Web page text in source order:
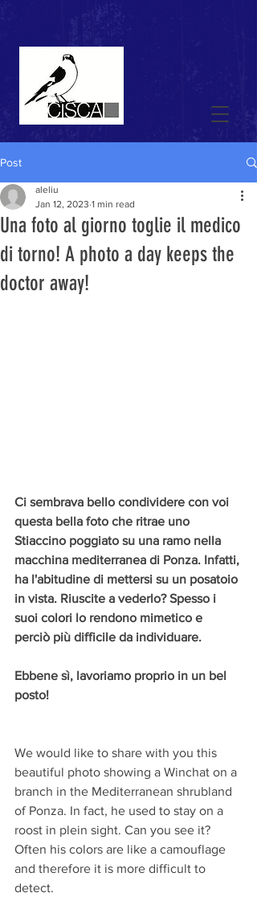
Post
Una foto al giorno toglie il medico
di torno! A photo a day keeps the
doctor away!
aleliu
Jan 12, 2023 1 min read
Ci sembrava bello condividere con voi
questa bella foto che ritrae uno
Stiaccino poggiato su una ramo nella
macchina mediterranea di Ponza. Infatti,
ha l'abitudine di mettersi su un posatoio
in vista. Riuscite a vederlo? Spesso i
suoi colori lo rendono mimetico e
perciò più difficile da individuare.
Ebbene sì, lavoriamo proprio in un bel
posto!
We would like to share with you this
beautiful photo showing a Winchat on a
branch in the Mediterranean shrubland
of Ponza. In fact, he used to stay on a
roost in plein sight. Can you see it?
Often his colors are like a camouflage
and therefore it is more difficult to
detect.